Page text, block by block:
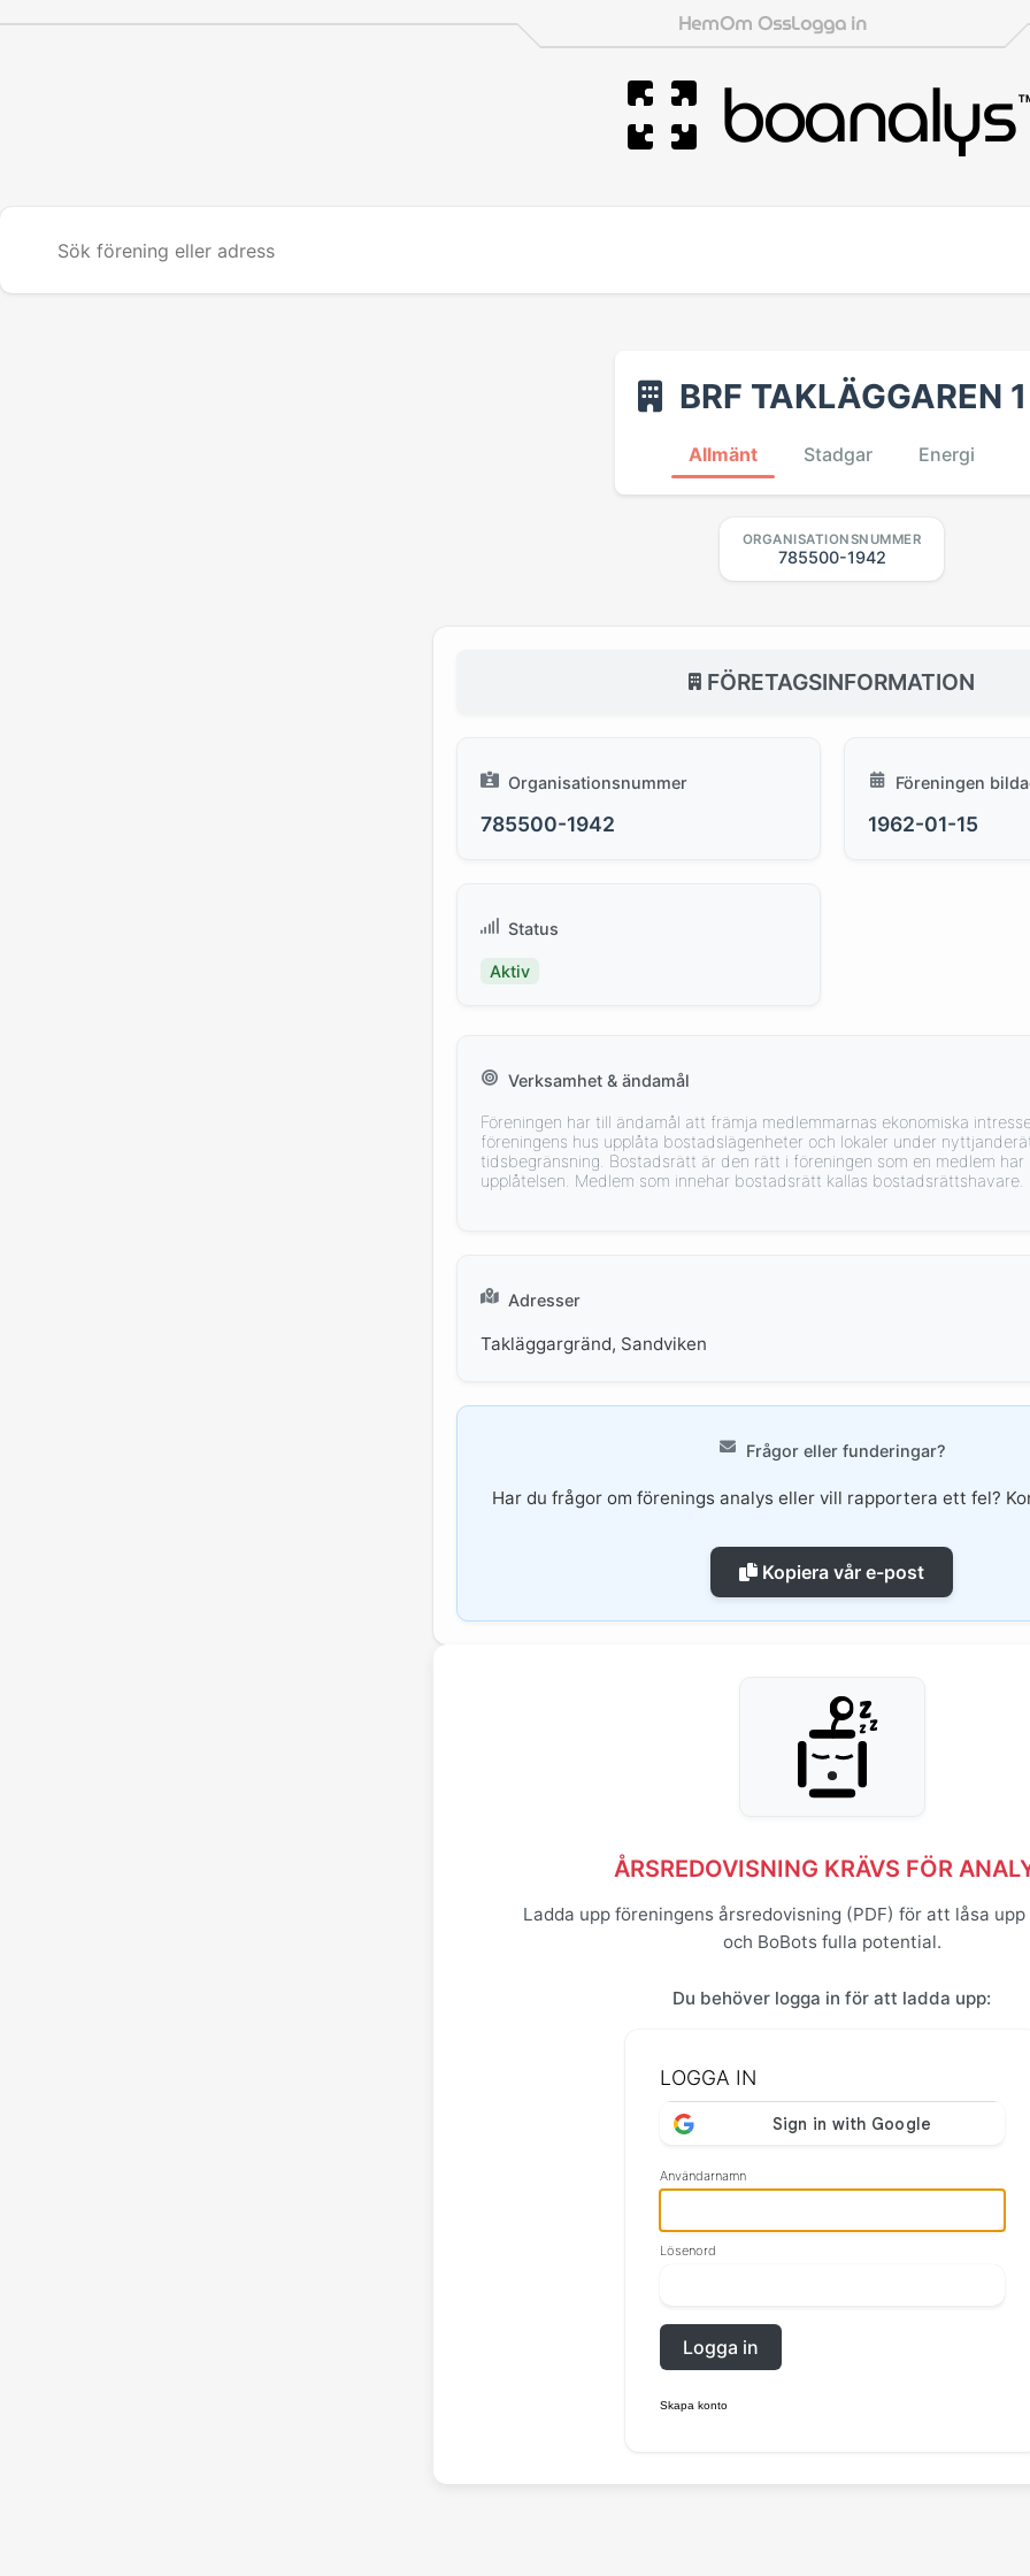
HemOm OssLogga in
boanalys™
BRF TAKLÄGGAREN 1
Allmänt Stadgar Energi
ORGANISATIONSNUMMER
785500-1942
FÖRETAGSINFORMATION
Organisationsnummer
785500-1942
Föreningen
1962-01-15
Status
Aktiv
Verksamhet & ändamål
Föreningen har till ändamål att främja medlemmarnas ekonomiska
föreningens hus upplåta bostadslägenheter och lokaler under
tidsbegränsning. Bostadsrätt är den rätt i föreningen som en medlem har
upplåtelsen. Medlem som innehar bostadsrätt kallas bostadsrättshavare.
Adresser
Takläggargränd, Sandviken
Frågor eller funderingar?
Har du frågor om förenings analys eller vill rapportera ett fel?
Kopiera vår e-post
ÅRSREDOVISNING KRÄVS FÖR
Ladda upp föreningens årsredovisning (PDF) för att låsa
och BoBots fulla potential.
Du behöver logga in för att ladda upp:
LOGGA IN
Användarnamn
Lösenord
Logga in
Skapa konto